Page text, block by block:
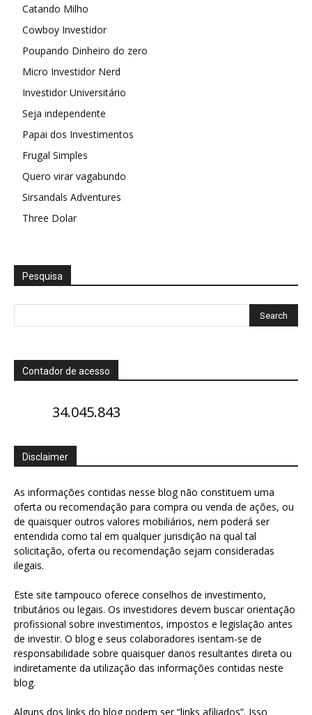
Catando Milho
Cowboy Investidor
Poupando Dinheiro do zero
Micro Investidor Nerd
Investidor Universitário
Seja independente
Papai dos Investimentos
Frugal Simples
Quero virar vagabundo
Sirsandals Adventures
Three Dolar
Pesquisa
Contador de acesso
34.045.843
Disclaimer
As informações contidas nesse blog não constituem uma
oferta ou recomendação para compra ou venda de ações, ou
de quaisquer outros valores mobiliários, nem poderá ser
entendida como tal em qualquer jurisdição na qual tal
solicitação, oferta ou recomendação sejam consideradas
ilegais.
Este site tampouco oferece conselhos de investimento,
tributários ou legais. Os investidores devem buscar orientação
profissional sobre investimentos, impostos e legislação antes
de investir. O blog e seus colaboradores isentam-se de
responsabilidade sobre quaisquer danos resultantes direta ou
indiretamente da utilização das informações contidas neste
blog.
Alguns dos links do blog podem ser “links afiliados”. Isso